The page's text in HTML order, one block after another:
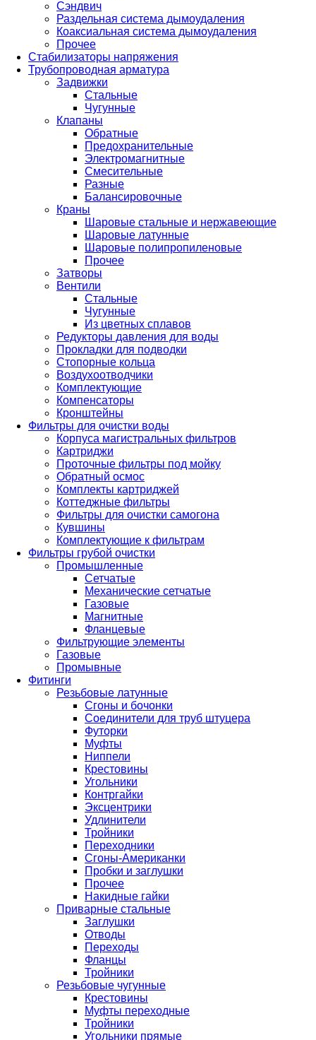
Сэндвич
Раздельная система дымоудаления
Коаксиальная система дымоудаления
Прочее
Стабилизаторы напряжения
Трубопроводная арматура
Задвижки
Стальные
Чугунные
Клапаны
Обратные
Предохранительные
Электромагнитные
Смесительные
Разные
Балансировочные
Краны
Шаровые стальные и нержавеющие
Шаровые латунные
Шаровые полипропиленовые
Прочее
Затворы
Вентили
Стальные
Чугунные
Из цветных сплавов
Редукторы давления для воды
Прокладки для подводки
Стопорные кольца
Воздухоотводчики
Комплектующие
Компенсаторы
Кронштейны
Фильтры для очистки воды
Корпуса магистральных фильтров
Картриджи
Проточные фильтры под мойку
Обратный осмос
Комплекты картриджей
Коттеджные фильтры
Фильтры для очистки самогона
Кувшины
Комплектующие к фильтрам
Фильтры грубой очистки
Промышленные
Сетчатые
Механические сетчатые
Газовые
Магнитные
Фланцевые
Фильтрующие элементы
Газовые
Промывные
Фитинги
Резьбовые латунные
Сгоны и бочонки
Соединители для труб штуцера
Футорки
Муфты
Ниппели
Крестовины
Угольники
Контргайки
Эксцентрики
Удлинители
Тройники
Переходники
Сгоны-Американки
Пробки и заглушки
Прочее
Накидные гайки
Приварные стальные
Заглушки
Отводы
Переходы
Фланцы
Тройники
Резьбовые чугунные
Крестовины
Муфты переходные
Тройники
Угольники прямые